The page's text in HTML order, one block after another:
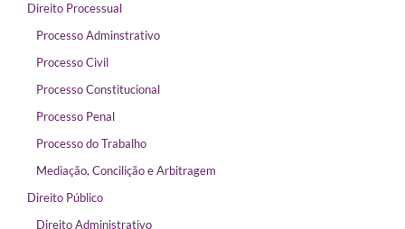
Direito Processual
Processo Adminstrativo
Processo Civil
Processo Constitucional
Processo Penal
Processo do Trabalho
Mediação, Concilição e Arbitragem
Direito Público
Direito Administrativo